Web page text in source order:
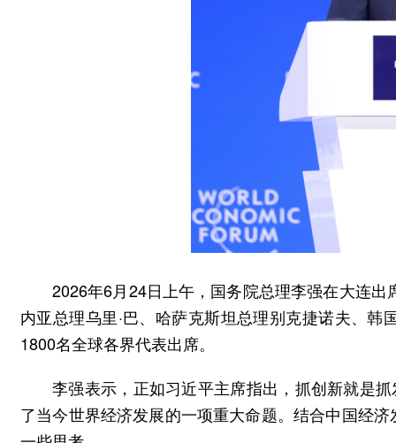
2026年6月24日上午，国务院总理李强在大连
内亚总理乌里·巴、哈萨克斯坦总理别克捷诺夫、
1800名全球各界代表出席。
李强表示，正如习近平主席指出，抓创新就是
了当今世界经济发展的一项重大命题。结合中国经